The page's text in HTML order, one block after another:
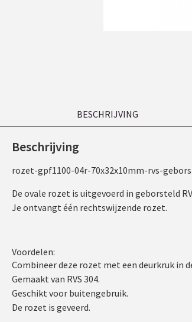
BESCHRIJVING
Beschrijving
rozet-gpf1100-04r-70x32x10mm-rvs-
De ovale rozet is uitgevoerd in geborsteld
Je ontvangt één rechtswijzende rozet.
Voordelen:
Combineer deze rozet met een deurkruk in
Gemaakt van RVS 304.
Geschikt voor buitengebruik.
De rozet is geveerd.